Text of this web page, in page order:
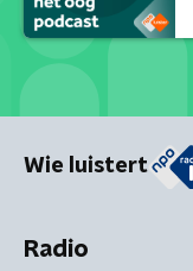
Wie luistert
Radio